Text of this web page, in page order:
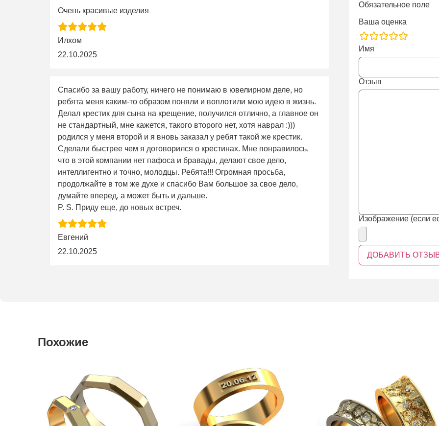
Очень красивые изделия
Илхом
22.10.2025
Спасибо за вашу работу, ничего не понимаю в ювелирном деле, но
ребята меня каким-то образом поняли и воплотили мою идею в жизнь.
Делал крестик для сына на крещение, получился отлично, а главное он
не стандартный, мне кажется, такого второго нет, хотя наврал :)))
родился у меня второй и я вновь заказал у ребят такой же крестик.
Сделали быстрее чем я договорился о крестинах. Мне понравилось,
что в этой компании нет пафоса и бравады, делают свое дело,
интеллигентно и точно, молодцы. Ребята!!! Огромная просьба,
продолжайте в том же духе и спасибо Вам большое за свое дело,
думайте вперед, а может быть и дальше.
P. S. Приду еще, до новых встреч.
Евгений
22.10.2025
Обязательное поле
Ваша оценка
rating
fields
Имя
Отзыв
Изображение (если
Похожие